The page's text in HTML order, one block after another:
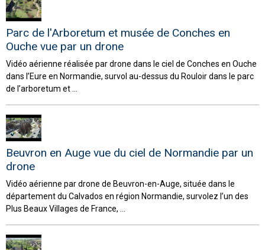
Parc de l'Arboretum et musée de Conches en
Ouche vue par un drone
Vidéo aérienne réalisée par drone dans le ciel de Conches en Ouche
dans l’Eure en Normandie, survol au-dessus du Rouloir dans le parc
de l’arboretum et ...
Beuvron en Auge vue du ciel de Normandie par un
drone
Vidéo aérienne par drone de Beuvron-en-Auge, située dans le
département du Calvados en région Normandie, survolez l’un des
Plus Beaux Villages de France, ...